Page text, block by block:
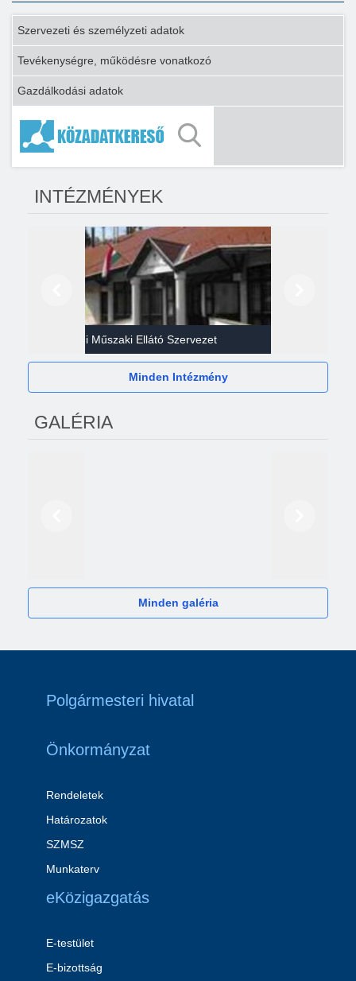
Szervezeti és személyzeti adatok
Tevékenységre, működésre vonatkozó
Gazdálkodási adatok
INTÉZMÉNYEK
Gazdasági Műszaki Ellátó Szervezet
Minden Intézmény
GALÉRIA
Minden galéria
Polgármesteri hivatal
Önkormányzat
Rendeletek
Határozatok
SZMSZ
Munkaterv
eKözigazgatás
E-testület
E-bizottság